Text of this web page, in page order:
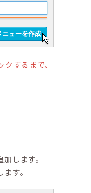
クするまで、
します。
す。